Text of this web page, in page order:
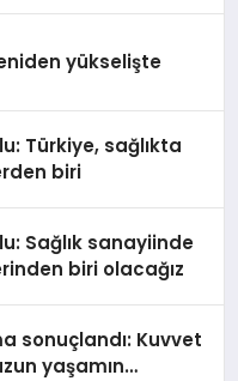
yükselişte
Türkiye, sağlıkta
biri
Sağlık sanayiinde
biri olacağız
sonuçlandı: Kuvvet
yaşamın